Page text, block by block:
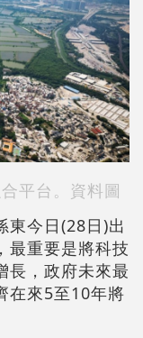
平台。資料圖
東今日(28日)出
最重要是將科技
長，政府未來最
在來5至10年將